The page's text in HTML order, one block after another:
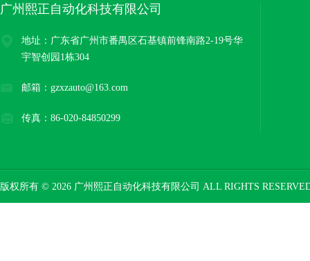
广州熙正自动化科技有限公司
地址：广东省广州市番禺区石基镇前锋南路2-19号华
宇智创园1栋304
邮箱：gzxzauto@163.com
传真：86-020-84850299
版权所有 © 2026 广州熙正自动化科技有限公司 ALL RIGHTS